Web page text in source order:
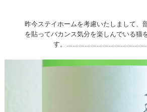
昨今ステイホームを考慮いたしまして、
を貼ってバカンス気分を楽しんでいる猫
す。